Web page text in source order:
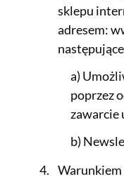
sklepu
adresem:
a)
poprzez
zawarcie
b)
Warunkiem